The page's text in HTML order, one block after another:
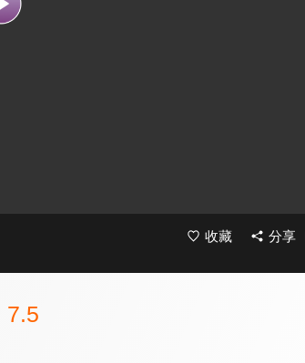
收藏 分享
7.5